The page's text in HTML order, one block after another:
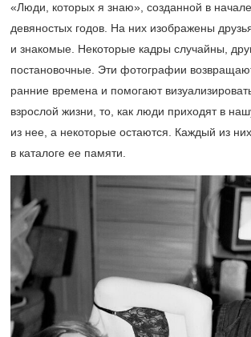
«Люди, которых я знаю», созданной в
девяностых годов. На них изображены
и знакомые. Некоторые кадры случайны,
постановочные. Эти фотографии
ранние времена и помогают
взрослой жизни, то, как люди приходят в
из нее, а некоторые остаются. Каждый из
в каталоге ее памяти.